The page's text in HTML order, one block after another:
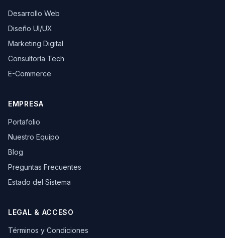
Desarrollo Web
Diseño UI/UX
Marketing Digital
Consultoría Tech
E-Commerce
EMPRESA
Portafolio
Nuestro Equipo
Blog
Preguntas Frecuentes
Estado del Sistema
LEGAL & ACCESO
Términos y Condiciones